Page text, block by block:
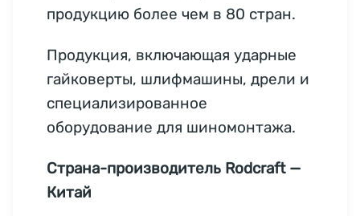
продукцию более чем в 80 стран.
Продукция, включающая ударные
гайковерты, шлифмашины, дрели и
специализированное
оборудование для шиномонтажа.
Страна-производитель Rodcraft —
Китай